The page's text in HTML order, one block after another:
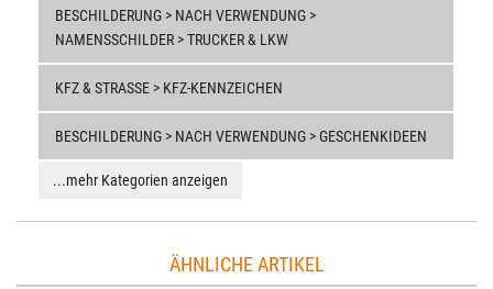
BESCHILDERUNG > NACH VERWENDUNG >
NAMENSSCHILDER > TRUCKER & LKW
KFZ & STRASSE > KFZ-KENNZEICHEN
BESCHILDERUNG > NACH VERWENDUNG > GESCHENKIDEEN
...mehr Kategorien anzeigen
ÄHNLICHE ARTIKEL